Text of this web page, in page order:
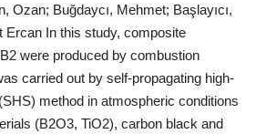
Ozan; Buğdaycı, Mehmet; Başlayıcı,
Ercan In this study, composite
were produced by combustion
carried out by self-propagating high-
method in atmospheric conditions
(B2O3, TiO2), carbon black and